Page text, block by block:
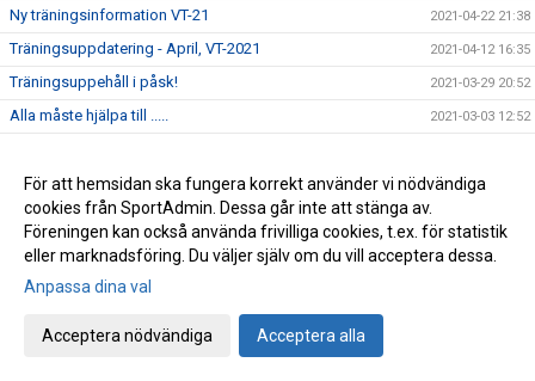
Ny träningsinformation VT-21 2021-04-22 21:38
Träningsuppdatering - April, VT-2021 2021-04-12 16:35
Träningsuppehåll i påsk! 2021-03-29 20:52
Alla måste hjälpa till ..... 2021-03-03 12:52
Lättade restriktioner för ungdomar i gymnasieåldern, födda
-02 och senare.
2021-02-05 19:33
Uppdatering träningsstart VT-21 2021-01-25 19:26
Kort sammanfattning inför vårterminen 2021
Viktigt! - Uppdatera medlemsinformation!
Info angående träningsstart VT-21
För att hemsidan ska fungera korrekt använder vi nödvändiga
cookies från SportAdmin. Dessa går inte att stänga av.
Föreningen kan också använda frivilliga cookies, t.ex. för statistik
eller marknadsföring. Du väljer själv om du vill acceptera dessa.
Anpassa dina val
Acceptera nödvändiga Acceptera alla